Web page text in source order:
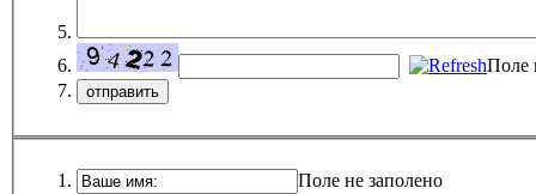
Поле
Поле не заполено